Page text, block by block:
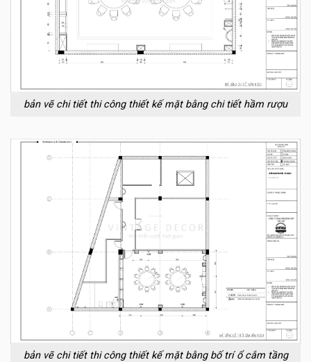
bản vẽ chi tiết thi công thiết kế mặt bằng chi tiết hầm rượu
bản vẽ chi tiết thi công thiết kế mặt bằng bố trí ổ cắm tầng